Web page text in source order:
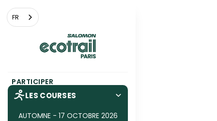
Panneau de gestion des cookies
FR
PARTICIPER
LES COURSES
AUTOMNE - 17 OCTOBRE 2026